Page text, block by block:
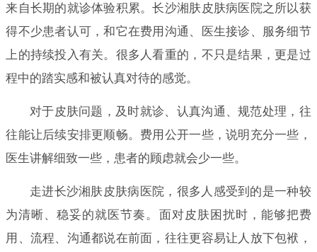
来自长期的就诊体验积累。长沙湘肤皮肤病医院之所以获
得不少患者认可，和它在费用沟通、医生接诊、服务细节
上的持续投入有关。很多人看重的，不只是结果，更是过
程中的踏实感和被认真对待的感觉。
对于皮肤问题，及时就诊、认真沟通、规范处理，往
往能让后续安排更顺畅。费用公开一些，说明充分一些，
医生讲解细致一些，患者的顾虑就会少一些。
走进长沙湘肤皮肤病医院，很多人感受到的是一种较
为清晰、稳妥的就医节奏。面对皮肤困扰时，能够把费
用、流程、沟通都说在前面，往往更容易让人放下包袱，